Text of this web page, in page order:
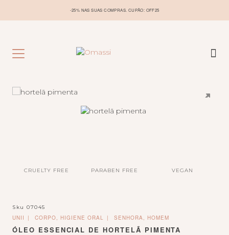
-25% NAS SUAS COMPRAS. CUPÃO: OFF25
CRUELTY FREE PARABEN FREE VEGAN
Sku 07045
UNII CORPO, HIGIENE ORAL SENHORA, HOMEM
ÓLEO ESSENCIAL DE HORTELÃ PIMENTA